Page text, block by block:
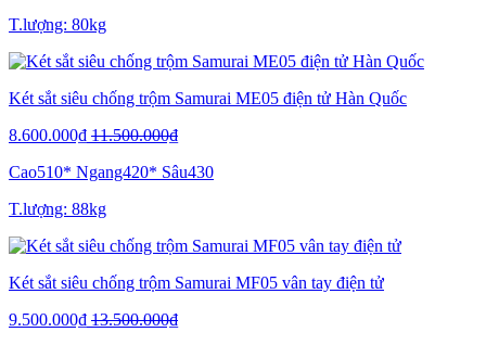
T.lượng: 80kg
Két sắt siêu chống trộm Samurai ME05 điện tử Hàn Quốc
8.600.000₫ 11.500.000₫
Cao510* Ngang420* Sâu430
T.lượng: 88kg
Két sắt siêu chống trộm Samurai MF05 vân tay điện tử
9.500.000₫ 13.500.000₫